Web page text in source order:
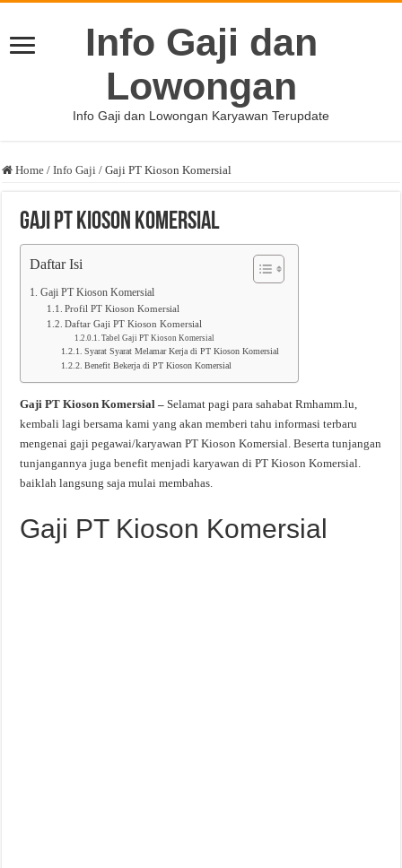
Info Gaji dan
Lowongan
Info Gaji dan Lowongan Karyawan Terupdate
Home / Info Gaji / Gaji PT Kioson Komersial
Gaji PT Kioson Komersial
Daftar Isi
Gaji PT Kioson Komersial
Profil PT Kioson Komersial
Daftar Gaji PT Kioson Komersial
Tabel Gaji PT Kioson Komersial
Syarat Syarat Melamar Kerja di PT Kioson Komersial
Benefit Bekerja di PT Kioson Komersial
Gaji PT Kioson Komersial –Selamat pagi para sahabat Rmhamm.lu,
kembali lagi bersama kami yang akan memberi tahu informasi terbaru
mengenai gaji pegawai/karyawan PT Kioson Komersial. Beserta tunjangan
tunjangannya juga benefit menjadi karyawan di PT Kioson Komersial.
baiklah langsung saja mulai membahas.
Gaji PT Kioson Komersial